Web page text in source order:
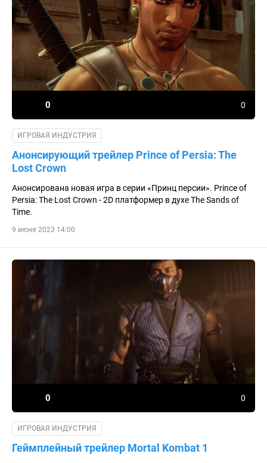
Анонсирующий трейлер Prince of Persia: The
Lost Crown
ИГРОВАЯ ИНДУСТРИЯ
Анонсирована новая игра в серии «Принц персии». Prince of
Persia: The Lost Crown - 2D платформер в духе The Sands of
Time.
0 0
9 июня 2023 14:00
Геймплейный трейлер Mortal Kombat 1
ИГРОВАЯ ИНДУСТРИЯ
0 0